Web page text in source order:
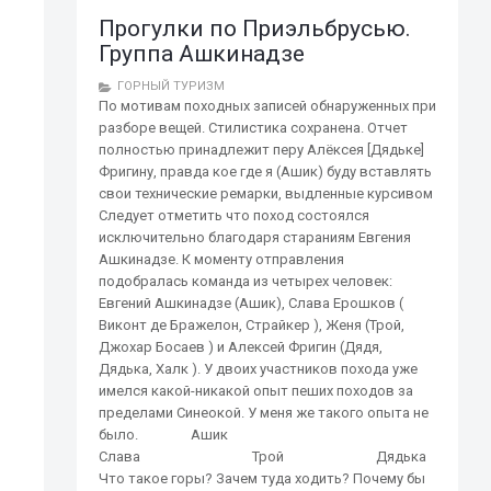
Прогулки по Приэльбрусью.
Группа Ашкинадзе
ГОРНЫЙ ТУРИЗМ
По мотивам походных записей обнаруженных при
разборе вещей. Стилистика сохранена. Отчет
полностью принадлежит перу Алёксея [Дядьке]
Фригину, правда кое где я (Ашик) буду вставлять
свои технические ремарки, выдленные курсивом
Следует отметить что поход состоялся
исключительно благодаря стараниям Евгения
Ашкинадзе. К моменту отправления
подобралась команда из четырех человек:
Евгений Ашкинадзе (Ашик), Слава Ерошков (
Виконт де Бражелон, Страйкер ), Женя (Трой,
Джохар Босаев ) и Алексей Фригин (Дядя,
Дядька, Халк ). У двоих участников похода уже
имелся какой-никакой опыт пеших походов за
пределами Синеокой. У меня же такого опыта не
было. Ашик
Слава Трой Дядька
Что такое горы? Зачем туда ходить? Почему бы